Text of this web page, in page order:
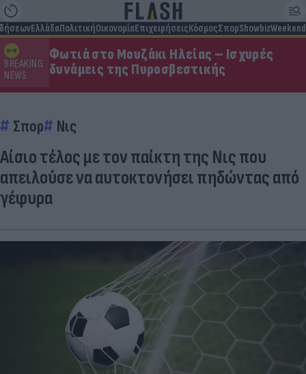
ΕλλάδαΠολιτικήΟικονομίαΕπιχειρήσειςΚόσμοςΣπορShowbizWeekend
BREAKING
NEWS
Φωτιά στο Μουζάκι Ηλείας – Ισχυρές
δυνάμεις της Πυροσβεστικής
Σπορ Νις
Αίσιο τέλος με τον παίκτη της Νις που
απειλούσε να αυτοκτονήσει πηδώντας από
γέφυρα